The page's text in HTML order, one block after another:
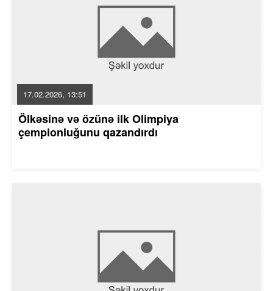
17.02.2026, 13:51
Ölkəsinə və özünə ilk Olimpiya
çempionluğunu qazandırdı